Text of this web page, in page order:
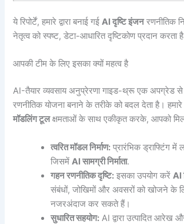
ये रिपोर्टें, हमारे द्वारा बनाई गईAI दृष्टि इंजनरणनीतिक
नेतृत्व को स्पष्ट, डेटा-आधारित दृष्टिकोण प्रदान करता
आपकी टीम के लिए इसका क्यों महत्व है
AI-तैयार व्यवसाय अनुप्रेरणा गाइड-थ्रू एक अपग्रेड
रणनीतिक योजना बनाने के तरीके को बदल देता है।
मॉडलिंग टूलक्षमताओं के साथ एकीकृत करके, आपको
त्वरित मॉडल निर्माण: प्रारंभिक ड्राफ्टिंग
जिसमें AI सामग्री निर्माता.
गहन रणनीतिक दृष्टि: इसका उपयोग करें AI
संबंधों, जोखिमों और अवसरों को खोजने के
नजरअंदाज कर सकते हैं।
सुधारित सहयोग: AI द्वारा उत्पादित आरेख